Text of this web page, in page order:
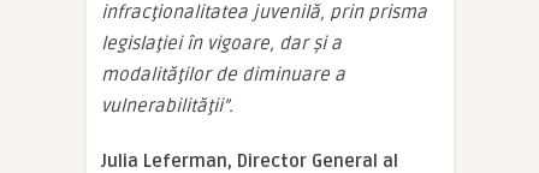
infracţionalitatea juvenilă, prin prisma
legislaţiei în vigoare, dar şi a
modalităţilor de diminuare a
vulnerabilităţii”.
Julia Leferman, Director General al